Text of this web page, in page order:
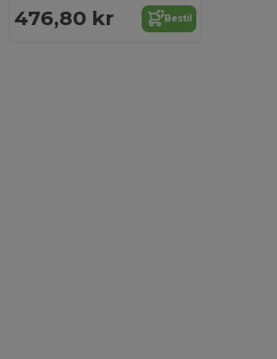
476,80 kr Bestil